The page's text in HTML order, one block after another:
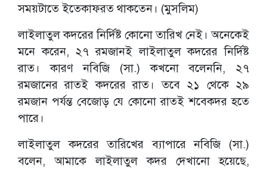
সময়টাতে ইতেকাফরত থাকতেন। (মুসলিম)
লাইলাতুল কদরের নির্দিষ্ট কোনো তারিখ নেই। অনেকেই
মনে করেন, ২৭ রমজানই লাইলাতুল কদরের নির্দিষ্ট
রাত। কারণ নবিজি (সা.) কখনো বলেননি, ২৭
রমজানের রাতই কদরের রাত। তবে ২১ থেকে ২৯
রমজান পর্যন্ত বেজোড় যে কোনো রাতই শবেকদর হতে
পারে।
লাইলাতুল কদরের তারিখের ব্যাপারে নবিজি (সা.)
বলেন, আমাকে লাইলাতুল কদর দেখানো হয়েছে,